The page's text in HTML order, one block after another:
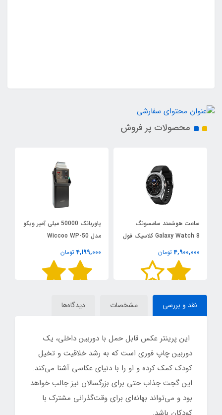
محصولات پر فروش
ساعت هوشمند سامسونگ
Galaxy Watch 8 کلاسیک فول
کپی | سایز 45 میلی متر
4,900,000 تومان
پاوربانک 50000 میلی آمپر ویکو
مدل Wiccoo WP-50
4,199,000 تومان
نقد و بررسی مشخصات دیدگاه‌ها
این پرینتر عکس قابل حمل با دوربین داخلی، یک
دوربین چاپ فوری است که به رشد خلاقیت و تخیل
کودک کمک کرده و او را با دنیای عکاسی آشنا می‌کند.
این گجت جذاب حتی برای بزرگسالان نیز جالب خواهد
بود و می‌تواند بهانه‌ای برای وقت‌گذرانی مشترک با